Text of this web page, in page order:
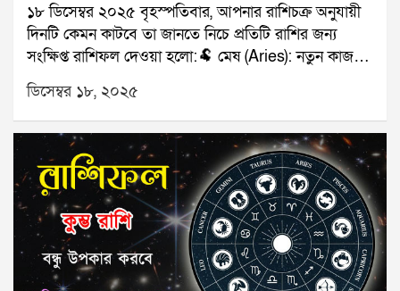
১৮ ডিসেম্বর ২০২৫ বৃহস্পতিবার, আপনার রাশিচক্র অনুযায়ী
দিনটি কেমন কাটবে তা জানতে নিচে প্রতিটি রাশির জন্য
সংক্ষিপ্ত রাশিফল দেওয়া হলো:🐏 মেষ (Aries): নতুন কাজ
শুরু।🐂 বৃষ (Taurus): পরিবারে সুখবর।👥 মিথুন
(Gemini): মিটিং শুভ।🦀 কর্কট (Cancer): স্বাস্থ্যে নজর দিন।
🦁 সিংহ (Leo): আয়ের প্রবাহ বাড়বে।🌾 কন্যা (Virgo): প্রেম
মধুর।⚖️ তুলা (Libra): যাত্রার ভাবনা।🦂 বৃশ্চিক (Scorpio):
টাকার লেনদেন সফল।🏹 ধনু (Sagittarius): অগ্রগতি স্থির।
🐐 মকর (Capricorn): ভুল বোঝাবুঝি কমবে।🌊 কুম্ভ
(Aquarius): বন্ধুর সঙ্গে সময় কাটবে।🐟 মীন (Pisces):
নথি সংক্রান্ত কাজ সফল।যে কোনও সমস্যার স্থায়ী সমাধানের
জন্য যোগাযোগ করুনঃ শ্রী সূপর্ণ (জ্যোতিষী)যোগাযোগঃ
৯৮৩০০৬৫২৪০, ওয়েবসাইটঃ www.srisuparna.com
ডিসেম্বর ১৮, ২০২৫